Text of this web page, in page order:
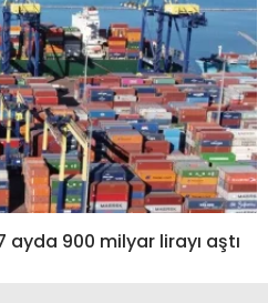
ayda 900 milyar lirayı aştı